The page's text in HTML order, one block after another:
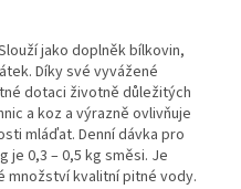
jako doplněk bílkovin,
Díky své vyvážené
dotaci životně důležitých
a koz a výrazně ovlivňuje
mláďat. Denní dávka pro
je 0,3 – 0,5 kg směsi. Je
kvalitní pitné vody.